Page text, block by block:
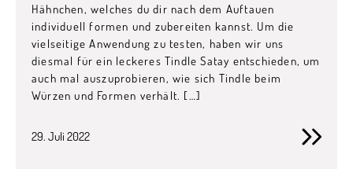
Hähnchen, welches du dir nach dem Auftauen
individuell formen und zubereiten kannst. Um die
vielseitige Anwendung zu testen, haben wir uns
diesmal für ein leckeres Tindle Satay entschieden, um
auch mal auszuprobieren, wie sich Tindle beim
Würzen und Formen verhält. […]
29. Juli 2022